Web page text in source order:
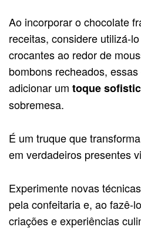
Ao incorporar o chocolate
receitas, considere utilizá-
crocantes ao redor de
bombons recheados,
adicionar um toque
sobremesa.
É um truque que
em verdadeiros presentes
Experimente novas
pela confeitaria e, ao fazê-
criações e experiências